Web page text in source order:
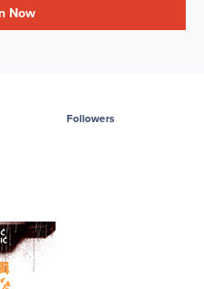
Now
Followers